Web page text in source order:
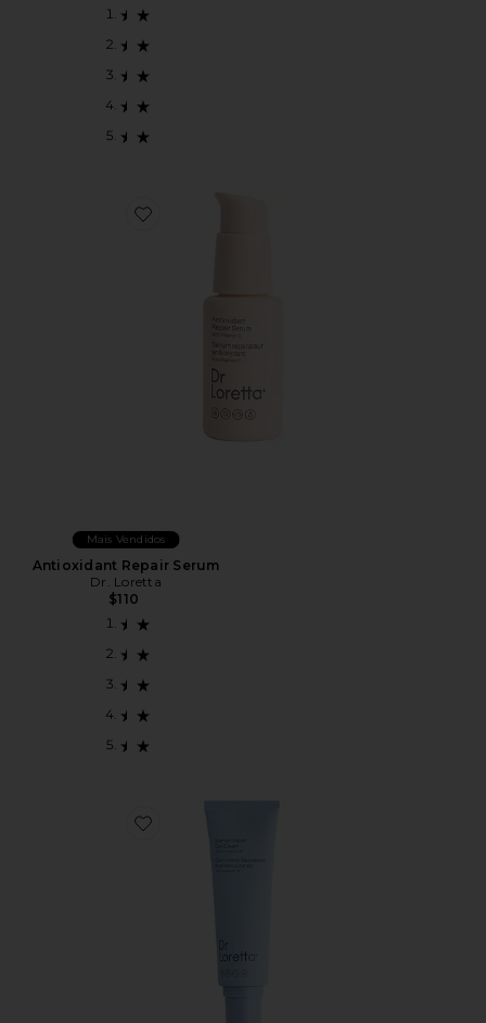
Favorite Antioxidant Repair Serum
Mais Vendidos
Antioxidant Repair Serum
Dr. Loretta
$110
Favorite CREME EM GEL REPARADOR DE